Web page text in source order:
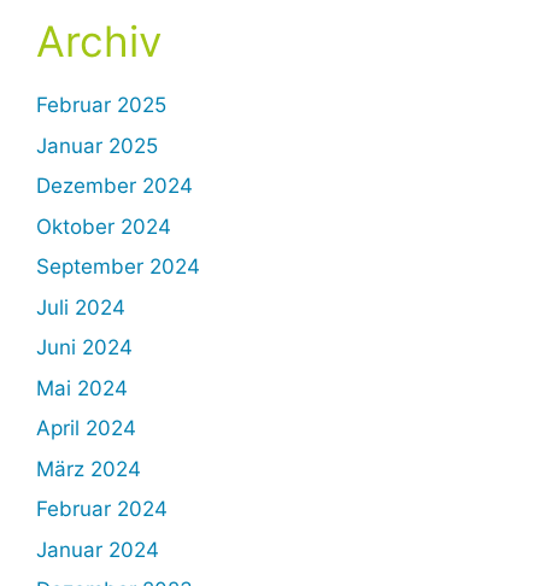
Archiv
Februar 2025
Januar 2025
Dezember 2024
Oktober 2024
September 2024
Juli 2024
Juni 2024
Mai 2024
April 2024
März 2024
Februar 2024
Januar 2024